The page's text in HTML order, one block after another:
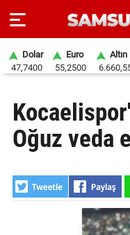
SAYFA
SAMSUN
SAMSUNSPOR
Dolar
47,7400
Euro
55,2500
Altın
Oğuz veda